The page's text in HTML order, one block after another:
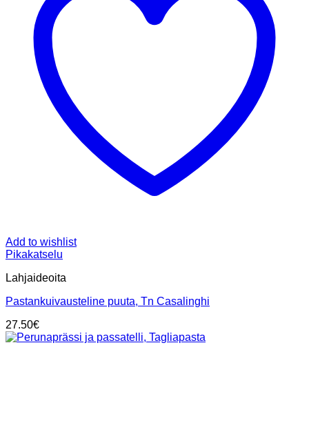
Add to wishlist
Pikakatselu
Lahjaideoita
Pastankuivausteline puuta, Tn Casalinghi
27.50€